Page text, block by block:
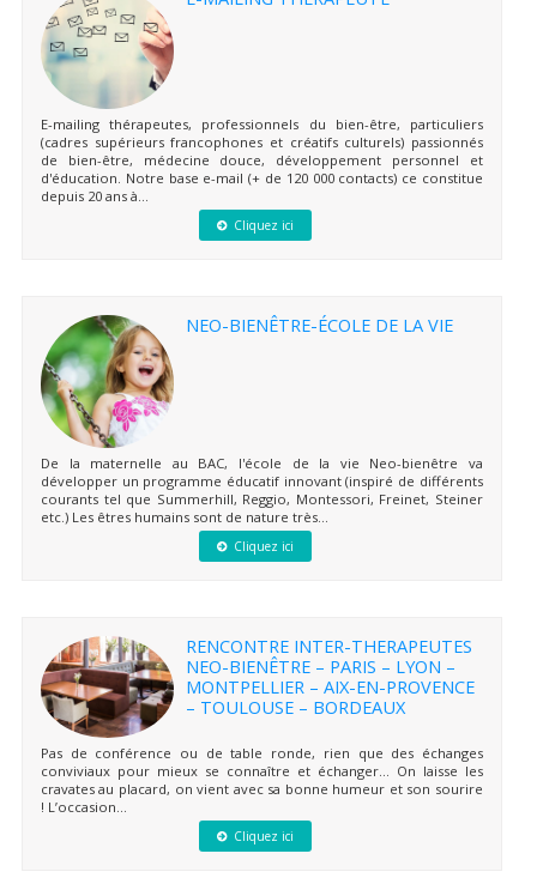
E-mailing thérapeutes, professionnels du bien-être, particuliers
(cadres supérieurs francophones et créatifs culturels) passionnés
de bien-être, médecine douce, développement personnel et
d'éducation. Notre base e-mail (+ de 120 000 contacts) ce constitue
depuis 20 ans à...
Cliquez ici
NEO-BIENÊTRE-ÉCOLE DE LA VIE
De la maternelle au BAC, l'école de la vie Neo-bienêtre va
développer un programme éducatif innovant (inspiré de différents
courants tel que Summerhill, Reggio, Montessori, Freinet, Steiner
etc.) Les êtres humains sont de nature très...
Cliquez ici
RENCONTRE INTER-THERAPEUTES
NEO-BIENÊTRE – PARIS – LYON –
MONTPELLIER – AIX-EN-PROVENCE
– TOULOUSE – BORDEAUX
Pas de conférence ou de table ronde, rien que des échanges
conviviaux pour mieux se connaître et échanger… On laisse les
cravates au placard, on vient avec sa bonne humeur et son sourire
! L’occasion...
Cliquez ici